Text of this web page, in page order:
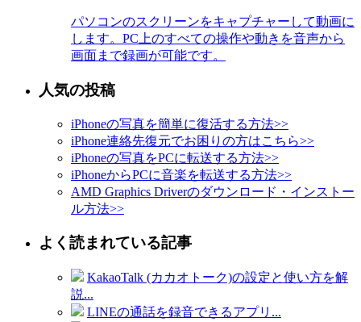
パソコンのスクリーンをキャプチャーして動画に
します。PC上のすべての操作や動きを音声から
画面まで録画が可能です。
人気の投稿
iPhoneの写真を簡単に復活する方法>>
iPhone連絡先復元でお困りの方はこちら>>
iPhoneの写真をPCに転送する方法>>
iPhoneからPCに音楽を転送する方法>>
AMD Graphics Driverのダウンロード・インストー
ル方法>>
よく読まれている記事
KakaoTalk (カカオトーク)の設定と使い方を解
説...
LINEの通話を録音できるアプリ...